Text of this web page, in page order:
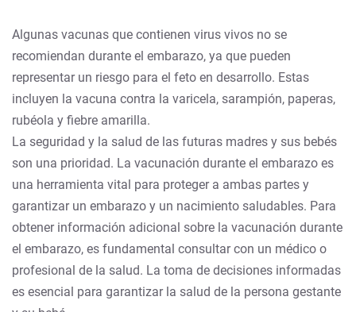
Algunas vacunas que contienen virus vivos no se
recomiendan durante el embarazo, ya que pueden
representar un riesgo para el feto en desarrollo. Estas
incluyen la vacuna contra la varicela, sarampión, paperas,
rubéola y fiebre amarilla.
La seguridad y la salud de las futuras madres y sus bebés
son una prioridad. La vacunación durante el embarazo es
una herramienta vital para proteger a ambas partes y
garantizar un embarazo y un nacimiento saludables. Para
obtener información adicional sobre la vacunación durante
el embarazo, es fundamental consultar con un médico o
profesional de la salud. La toma de decisiones informadas
es esencial para garantizar la salud de la persona gestante